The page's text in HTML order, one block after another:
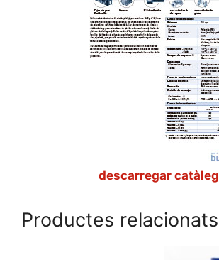
descarregar catàleg
Productes relacionats